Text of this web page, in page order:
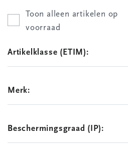
Toon alleen artikelen op
voorraad
Artikelklasse (ETIM):
Merk:
Beschermingsgraad (IP):